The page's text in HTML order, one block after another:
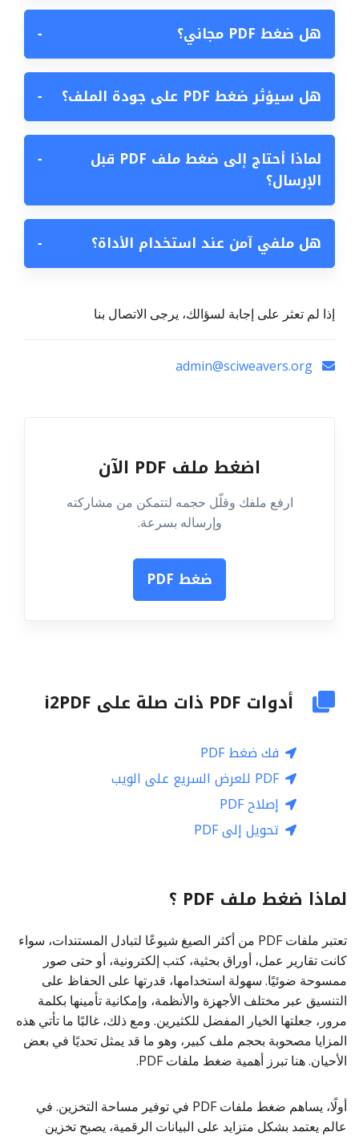
هل ضغط PDF مجاني؟ −
هل سيؤثر ضغط PDF على جودة الملف؟ −
لماذا أحتاج إلى ضغط ملف PDF قبل
الإرسال؟
−
هل ملفي آمن عند استخدام الأداة؟ −
إذا لم تعثر على إجابة لسؤالك، يرجى الاتصال بنا
اضغط ملف PDF الآن
ارفع ملفك وقلّل حجمه لتتمكن من مشاركته
وإرساله بسرعة.
ضغط PDF
أدوات PDF ذات صلة على i2PDF
فك ضغط PDF
PDF للعرض السريع على الويب
إصلاح PDF
تحويل إلى PDF
لماذا ضغط ملف PDF ؟
تعتبر ملفات PDF من أكثر الصيغ شيوعًا لتبادل المستندات، سواء
كانت تقارير عمل، أوراق بحثية، كتب إلكترونية، أو حتى صور
ممسوحة ضوئيًا. سهولة استخدامها، قدرتها على الحفاظ على
التنسيق عبر مختلف الأجهزة والأنظمة، وإمكانية تأمينها بكلمة
مرور، جعلتها الخيار المفضل للكثيرين. ومع ذلك، غالبًا ما تأتي هذه
المزايا مصحوبة بحجم ملف كبير، وهو ما قد يمثل تحديًا في بعض
الأحيان. هنا تبرز أهمية ضغط ملفات PDF.
أولًا، يساهم ضغط ملفات PDF في توفير مساحة التخزين. في
عالم يعتمد بشكل متزايد على البيانات الرقمية، يصبح تخزين